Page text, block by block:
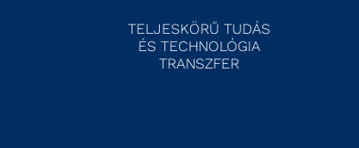
TELJESKÖRŰ TUDÁS
ÉS TECHNOLÓGIA
TRANSZFER